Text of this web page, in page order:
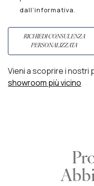
dall’informativa.
RICHIEDI CONSULENZA
PERSONALIZZATA
Vieni a scoprire i nostri
showroom più vicino